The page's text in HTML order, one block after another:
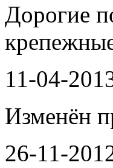
Дорогие
11-04-
Изменён
26-11-